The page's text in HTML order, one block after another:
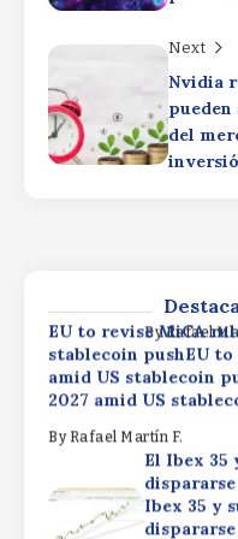
Next
Nvidia
del
2027 amid US
By Rafael Martín F.
El Ibex
Ibex 35 y
Ibex 35 y
targets
ByRafael
EU to revise MiCA
stablecoin pushEU
amid US stablecoin
2027 amid US
By Rafael Martín F.
El Ibex 35
Ibex 35 y